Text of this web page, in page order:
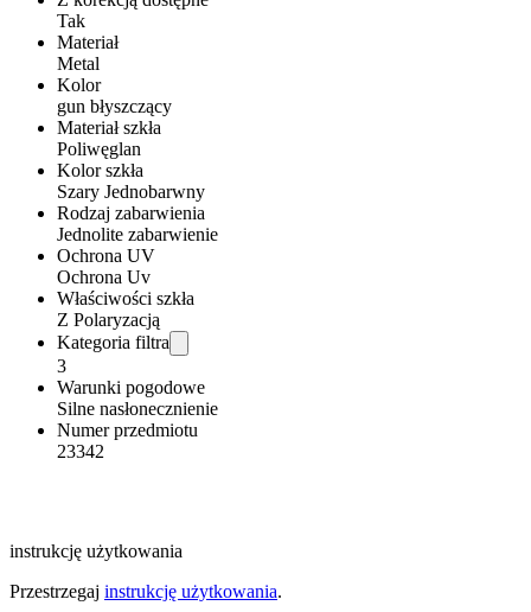
Tak
Materiał
Metal
Kolor
gun błyszczący
Materiał szkła
Poliwęglan
Kolor szkła
Szary Jednobarwny
Rodzaj zabarwienia
Jednolite zabarwienie
Ochrona UV
Ochrona Uv
Właściwości szkła
Z Polaryzacją
Kategoria filtra
3
Warunki pogodowe
Silne nasłonecznienie
Numer przedmiotu
23342
instrukcję użytkowania
Przestrzegaj instrukcję użytkowania.